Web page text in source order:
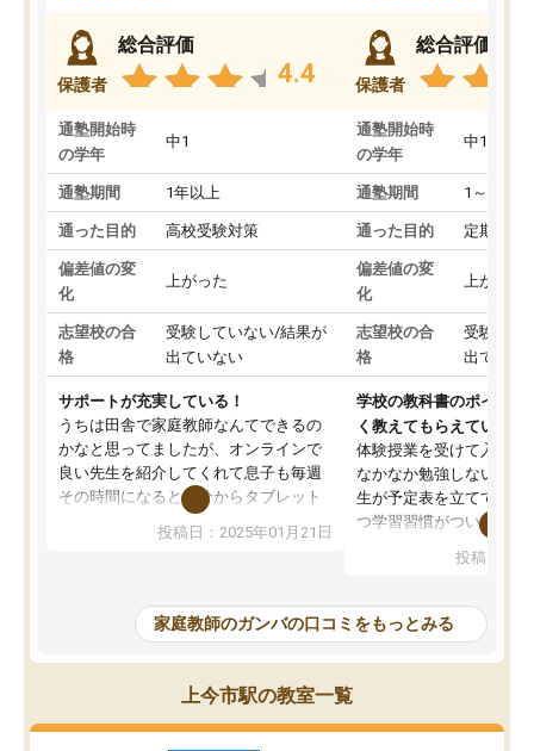
保護者
総合評価
4.4
通塾開始時
の学年
中1
通塾期間 1年以上
通った目的 高校受験対策
偏差値の変
化
上がった
志望校の合
格
受験していない/結果が
出ていない
サポートが充実している！
うちは田舎で家庭教師なんてできるの
かなと思ってましたが、オンラインで
良い先生を紹介してくれて息子も毎週
その時間になると自分からタブレット
を開いてzoomを繋げるようになりまし
た！5科目なんでもOKなのもとても気
めて1年ほどだった今では平均点以上の
科目が増えてきました！あと1年受験ま
であるので無料の週末教室を使用しな
がら頑張って欲しいと思います！
投稿日：2025年01月21日
保護者
総合評価
通塾開始時
の学年
中1
通塾期間 1～3ヵ月
通った目的 定期テス
偏差値の変
化
上がった
志望校の合
格
受験して
出ていな
学校の教科書のポイント
く教えてもらえている
体験授業を受けて入塾し
なかなか勉強しない息子
生が予定表を立ててくれ
つ学習習慣がついてきま
指導が無い日も予定表
問できるのでとても助か
投稿日：
家庭教師のガンバの口コミをもっとみる
上今市駅の教室一覧